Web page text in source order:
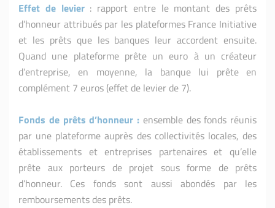
Effet de levier : rapport entre le montant des prêts
d’honneur attribués par les plateformes France Initiative
et les prêts que les banques leur accordent ensuite.
Quand une plateforme prête un euro à un créateur
d’entreprise, en moyenne, la banque lui prête en
complément 7 euros (effet de levier de 7).
Fonds de prêts d’honneur : ensemble des fonds réunis
par une plateforme auprès des collectivités locales, des
établissements et entreprises partenaires et qu’elle
prête aux porteurs de projet sous forme de prêts
d’honneur. Ces fonds sont aussi abondés par les
remboursements des prêts.